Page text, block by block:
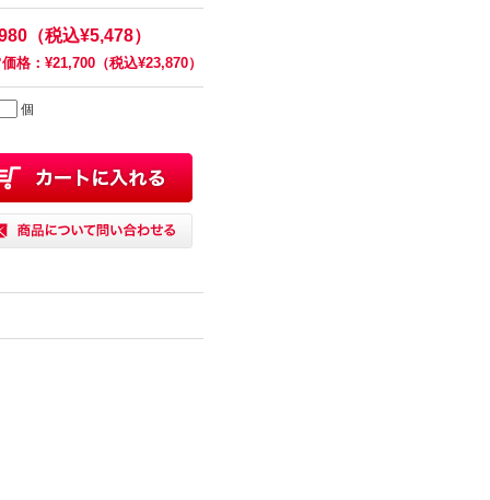
（税込¥5,478）
格：¥21,700（税込¥23,870）
個